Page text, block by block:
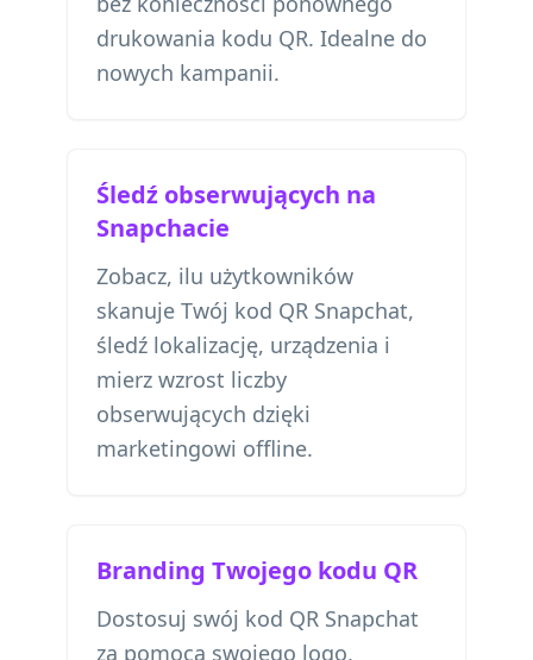
drukowania kodu QR. Idealne do
nowych kampanii.
Śledź obserwujących na
Snapchacie
Zobacz, ilu użytkowników
skanuje Twój kod QR Snapchat,
śledź lokalizację, urządzenia i
mierz wzrost liczby
obserwujących dzięki
marketingowi offline.
Branding Twojego kodu QR
Dostosuj swój kod QR Snapchat
za pomocą swojego logo,